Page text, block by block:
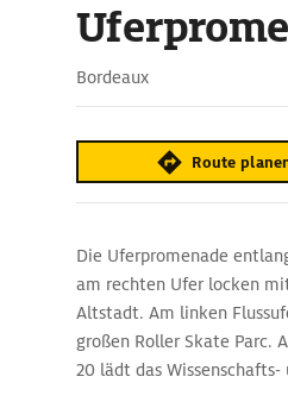
Bordeaux
Route
Die Uferpromenade
am rechten Ufer locken
Altstadt. Am linken
großen Roller Skate Parc.
20 lädt das Wissenschafts-